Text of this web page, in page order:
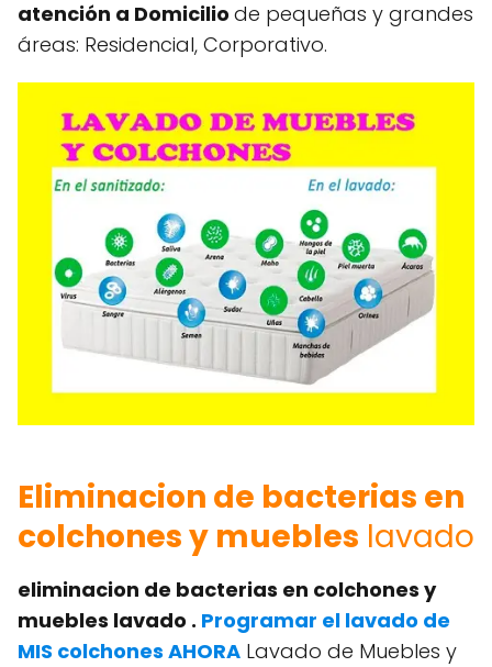
atención a Domicilio de pequeñas y grandes
áreas: Residencial, Corporativo.
Eliminacion de bacterias en
colchones y muebles lavado
eliminacion de bacterias en colchones y
muebles lavado . Programar el lavado de
MIS colchones AHORA Lavado de Muebles y